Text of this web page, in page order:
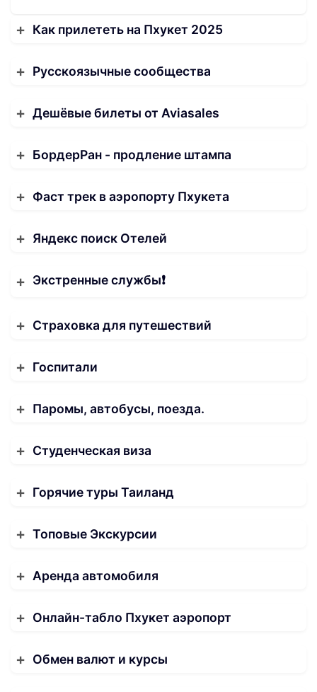
Как прилететь на Пхукет 2025
Русскоязычные сообщества
Дешёвые билеты от Aviasales
БордерРан - продление штампа
Фаст трек в аэропорту Пхукета
Яндекс поиск Отелей
Экстренные службы❗️
Страховка для путешествий
Госпитали
Паромы, автобусы, поезда.
Студенческая виза
Горячие туры Таиланд
Топовые Экскурсии
Аренда автомобиля
Онлайн-табло Пхукет аэропорт
Обмен валют и курсы